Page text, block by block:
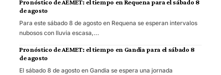
Pronóstico de AEMET: el tiempo en Requena para el sábado 8
de agosto
Para este sábado 8 de agosto en Requena se esperan intervalos
nubosos con lluvia escasa,…
Pronóstico de AEMET: el tiempo en Gandia para el sábado 8
de agosto
El sábado 8 de agosto en Gandia se espera una jornada